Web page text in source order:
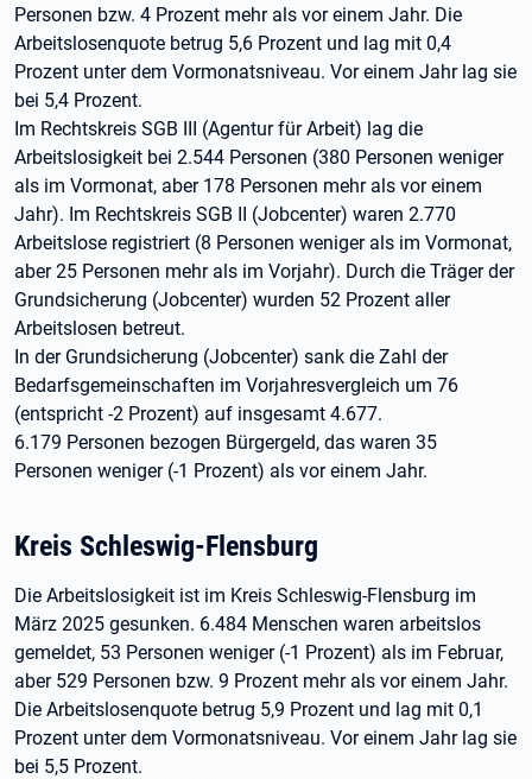
Personen bzw. 4 Prozent mehr als vor einem Jahr. Die
Arbeitslosenquote betrug 5,6 Prozent und lag mit 0,4
Prozent unter dem Vormonatsniveau. Vor einem Jahr lag sie
bei 5,4 Prozent.
Im Rechtskreis SGB III (Agentur für Arbeit) lag die
Arbeitslosigkeit bei 2.544 Personen (380 Personen weniger
als im Vormonat, aber 178 Personen mehr als vor einem
Jahr). Im Rechtskreis SGB II (Jobcenter) waren 2.770
Arbeitslose registriert (8 Personen weniger als im Vormonat,
aber 25 Personen mehr als im Vorjahr). Durch die Träger der
Grundsicherung (Jobcenter) wurden 52 Prozent aller
Arbeitslosen betreut.
In der Grundsicherung (Jobcenter) sank die Zahl der
Bedarfsgemeinschaften im Vorjahresvergleich um 76
(entspricht -2 Prozent) auf insgesamt 4.677.
6.179 Personen bezogen Bürgergeld, das waren 35
Personen weniger (-1 Prozent) als vor einem Jahr.
Kreis Schleswig-Flensburg
Die Arbeitslosigkeit ist im Kreis Schleswig-Flensburg im
März 2025 gesunken. 6.484 Menschen waren arbeitslos
gemeldet, 53 Personen weniger (-1 Prozent) als im Februar,
aber 529 Personen bzw. 9 Prozent mehr als vor einem Jahr.
Die Arbeitslosenquote betrug 5,9 Prozent und lag mit 0,1
Prozent unter dem Vormonatsniveau. Vor einem Jahr lag sie
bei 5,5 Prozent.